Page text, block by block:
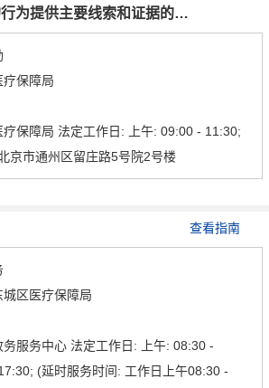
为提供主要线索和证据的举
保障局
疗保障局 法定工作日: 上午: 09:00 - 11:30;
京市通州区留庄路5号院2号楼
查看指南
城区医疗保障局
务服务中心 法定工作日: 上午: 08:30 -
(延时服务时间: 工作日上午08:30 -